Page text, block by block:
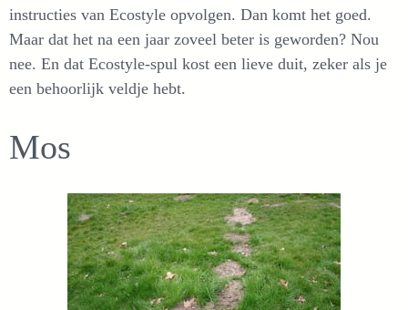
instructies van Ecostyle opvolgen. Dan komt het goed.
Maar dat het na een jaar zoveel beter is geworden? Nou
nee. En dat Ecostyle-spul kost een lieve duit, zeker als je
een behoorlijk veldje hebt.
Mos